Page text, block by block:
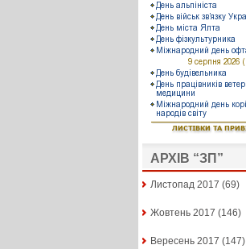
АРХІВ “ЗП”
Листопад 2017 (69)
Жовтень 2017 (146)
Вересень 2017 (147)